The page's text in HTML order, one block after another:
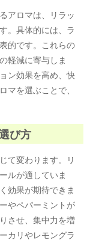
アロマは、リラッ
。具体的には、ラ
的です。これらの
軽減に寄与しま
ン効果を高め、快
マを選ぶことで、
び方
て変わります。リ
ルが適していま
効果が期待できま
やペパーミントが
させ、集中力を増
カリやレモングラ